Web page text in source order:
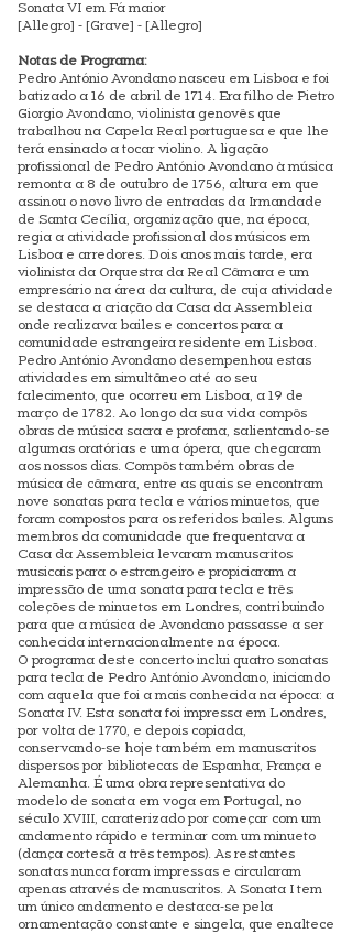
Sonata VI em Fá maior
[Allegro] - [Grave] - [Allegro]
Notas de Programa:
Pedro António Avondano nasceu em Lisboa e foi
batizado a 16 de abril de 1714. Era filho de Pietro
Giorgio Avondano, violinista genovês que
trabalhou na Capela Real portuguesa e que lhe
terá ensinado a tocar violino. A ligação
profissional de Pedro António Avondano à música
remonta a 8 de outubro de 1756, altura em que
assinou o novo livro de entradas da Irmandade
de Santa Cecília, organização que, na época,
regia a atividade profissional dos músicos em
Lisboa e arredores. Dois anos mais tarde, era
violinista da Orquestra da Real Câmara e um
empresário na área da cultura, de cuja atividade
se destaca a criação da Casa da Assembleia
onde realizava bailes e concertos para a
comunidade estrangeira residente em Lisboa.
Pedro António Avondano desempenhou estas
atividades em simultâneo até ao seu
falecimento, que ocorreu em Lisboa, a 19 de
março de 1782. Ao longo da sua vida compôs
obras de música sacra e profana, salientando-se
algumas oratórias e uma ópera, que chegaram
aos nossos dias. Compôs também obras de
música de câmara, entre as quais se encontram
nove sonatas para tecla e vários minuetos, que
foram compostos para os referidos bailes. Alguns
membros da comunidade que frequentava a
Casa da Assembleia levaram manuscritos
musicais para o estrangeiro e propiciaram a
impressão de uma sonata para tecla e três
coleções de minuetos em Londres, contribuindo
para que a música de Avondano passasse a ser
conhecida internacionalmente na época.
O programa deste concerto inclui quatro sonatas
para tecla de Pedro António Avondano, iniciando
com aquela que foi a mais conhecida na época: a
Sonata IV. Esta sonata foi impressa em Londres,
por volta de 1770, e depois copiada,
conservando-se hoje também em manuscritos
dispersos por bibliotecas de Espanha, França e
Alemanha. É uma obra representativa do
modelo de sonata em voga em Portugal, no
século XVIII, caraterizado por começar com um
andamento rápido e terminar com um minueto
(dança cortesã a três tempos). As restantes
sonatas nunca foram impressas e circularam
apenas através de manuscritos. A Sonata I tem
um único andamento e destaca-se pela
ornamentação constante e singela, que enaltece